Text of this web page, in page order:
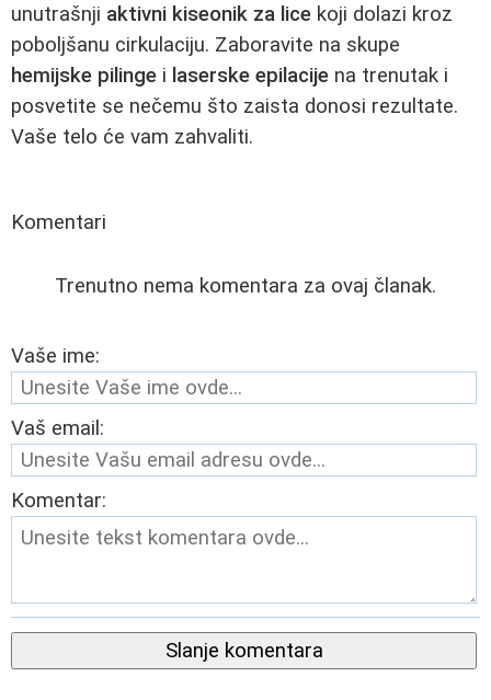
unutrašnji aktivni kiseonik za lice koji dolazi kroz
poboljšanu cirkulaciju. Zaboravite na skupe
hemijske pilinge i laserske epilacije na trenutak i
posvetite se nečemu što zaista donosi rezultate.
Vaše telo će vam zahvaliti.
Komentari
Trenutno nema komentara za ovaj članak.
Vaše ime:
Vaš email:
Komentar:
Slanje komentara